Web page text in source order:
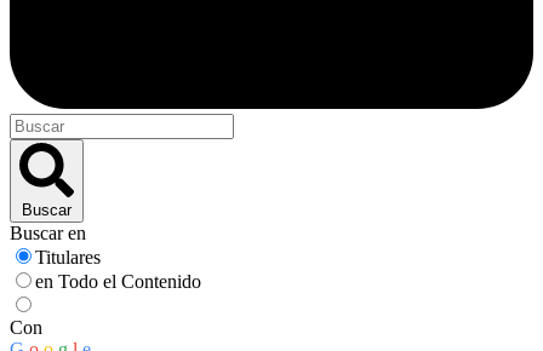
Buscar
Buscar en
Titulares
en Todo el Contenido
Con